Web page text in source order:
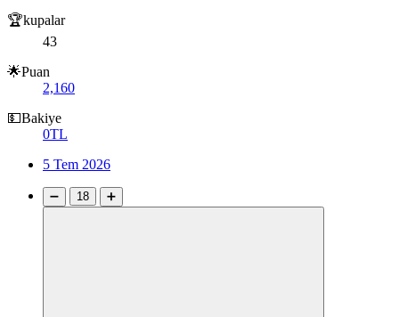
🏆kupalar
43
🌟Puan
2,160
💵Bakiye
0TL
5 Tem 2026
➖ 18 ➕